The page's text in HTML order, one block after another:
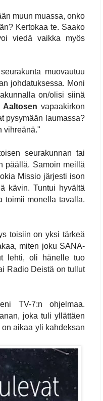
muun muassa, onko
Kertokaa te. Saako
viedä vaikka myös
muovautuu
johdatuksessa. Moni
on/olisi siinä
Aaltosen vapaakirkon
pysymään laumassa?
vihreänä."
seurakunnan tai
päällä. Samoin meillä
Missio järjesti ison
kävin. Tuntui hyvältä
toimii monella tavalla.
toisiin on yksi tärkeä
miten joku SANA-
lehti, oli hänelle tuo
Radio Deistä on tullut
TV-7:n ohjelmaa.
joka tuli yllättäen
aikaa yli kahdeksan